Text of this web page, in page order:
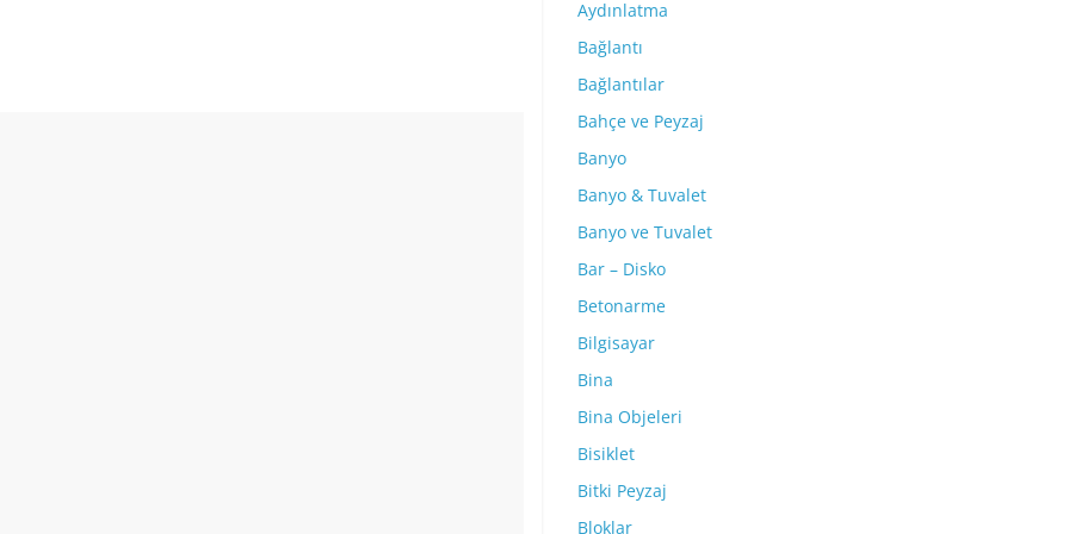
Aydınlatma
Bağlantı
Bağlantılar
Bahçe ve Peyzaj
Banyo
Banyo & Tuvalet
Banyo ve Tuvalet
Bar – Disko
Betonarme
Bilgisayar
Bina
Bina Objeleri
Bisiklet
Bitki Peyzaj
Bloklar